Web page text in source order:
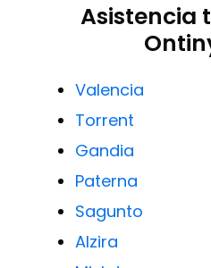
Asistencia
Valencia
Torrent
Gandia
Paterna
Sagunto
Alzira